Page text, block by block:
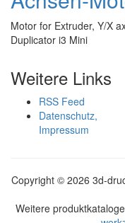
Motor for Extruder, Y/X
Duplicator i3 Mini
Weitere Links
RSS Feed
Datenschutz,
Impressum
Copyright © 2026 3d-
Weitere